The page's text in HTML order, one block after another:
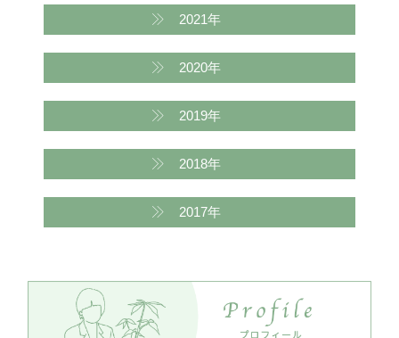
2021年
2020年
2019年
2018年
2017年